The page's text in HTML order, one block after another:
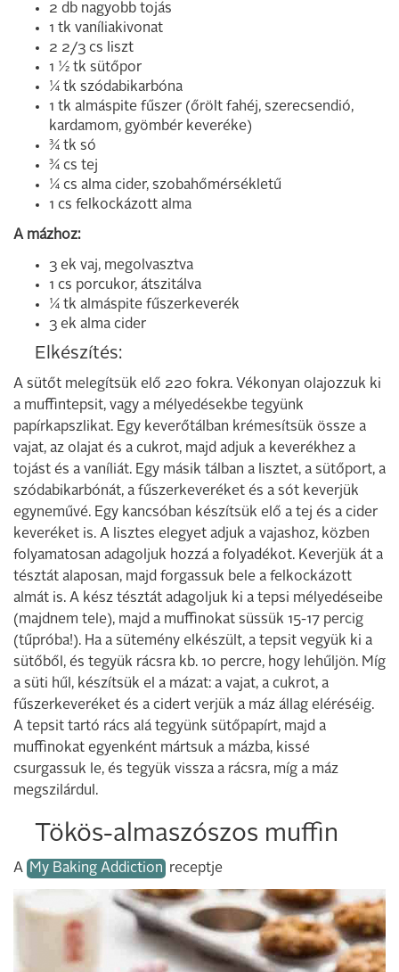
2 db nagyobb tojás
1 tk vaníliakivonat
2 2/3 cs liszt
1 ½ tk sütőpor
¼ tk szódabikarbóna
1 tk almáspite fűszer (őrölt fahéj, szerecsendió,
kardamom, gyömbér keveréke)
¾ tk só
¾ cs tej
¼ cs alma cider, szobahőmérsékletű
1 cs felkockázott alma
A mázhoz:
3 ek vaj, megolvasztva
1 cs porcukor, átszitálva
¼ tk almáspite fűszerkeverék
3 ek alma cider
Elkészítés:
A sütőt melegítsük elő 220 fokra. Vékonyan olajozzuk ki
a muffintepsit, vagy a mélyedésekbe tegyünk
papírkapszlikat. Egy keverőtálban krémesítsük össze a
vajat, az olajat és a cukrot, majd adjuk a keverékhez a
tojást és a vaníliát. Egy másik tálban a lisztet, a sütőport, a
szódabikarbónát, a fűszerkeveréket és a sót keverjük
egyneművé. Egy kancsóban készítsük elő a tej és a cider
keveréket is. A lisztes elegyet adjuk a vajashoz, közben
folyamatosan adagoljuk hozzá a folyadékot. Keverjük át a
tésztát alaposan, majd forgassuk bele a felkockázott
almát is. A kész tésztát adagoljuk ki a tepsi mélyedéseibe
(majdnem tele), majd a muffinokat süssük 15-17 percig
(tűpróba!). Ha a sütemény elkészült, a tepsit vegyük ki a
sütőből, és tegyük rácsra kb. 10 percre, hogy lehűljön. Míg
a süti hűl, készítsük el a mázat: a vajat, a cukrot, a
fűszerkeveréket és a cidert verjük a máz állag eléréséig.
A tepsit tartó rács alá tegyünk sütőpapírt, majd a
muffinokat egyenként mártsuk a mázba, kissé
csurgassuk le, és tegyük vissza a rácsra, míg a máz
megszilárdul.
Tökös-almaszószos muffin
A My Baking Addiction receptje